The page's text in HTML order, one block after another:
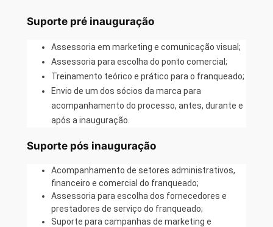
Suporte pré inauguração
Assessoria em marketing e comunicação visual;
Assessoria para escolha do ponto comercial;
Treinamento teórico e prático para o franqueado;
Envio de um dos sócios da marca para
acompanhamento do processo, antes, durante e
após a inauguração.
Suporte pós inauguração
Acompanhamento de setores administrativos,
financeiro e comercial do franqueado;
Assessoria para escolha dos fornecedores e
prestadores de serviço do franqueado;
Suporte para campanhas de marketing e